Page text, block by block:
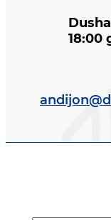
18:00